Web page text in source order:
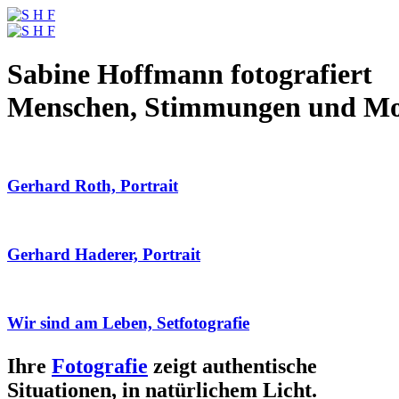
Sabine Hoffmann fotografiert
Menschen, Stimmungen und
Gerhard Roth, Portrait
Gerhard Haderer, Portrait
Wir sind am Leben, Setfotografie
Ihre Fotografie zeigt authentische
Situationen, in natürlichem Licht.